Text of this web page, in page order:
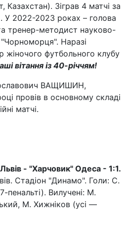
Зіграв 4 матчі за
У 2022-2023 роках – голова
тренер-методист науково-
Наразі
жіночого футбольного клубу
вітання із 40-річчям!
ВАЩИШИН,
провів в основному складі
матчі.
- "Харчовик" Одеса - 1:1.
Стадіон "Динамо". Голи: С.
пенальті). Вилучені: М.
М. Хижніков (усі —